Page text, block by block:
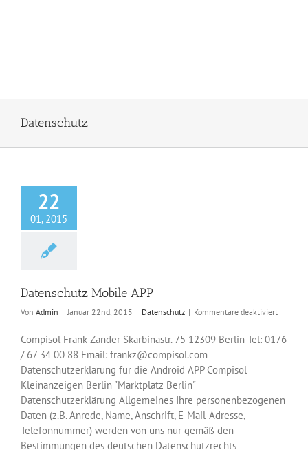
Datenschutz
22
01, 2015
Datenschutz Mobile APP
Von Admin | Januar 22nd, 2015 | Datenschutz | Kommentare deaktiviertfür
Mobile
Compisol Frank Zander Skarbinastr. 75 12309 Berlin Tel: 0176
/ 67 34 00 88 Email: frankz@compisol.com
Datenschutzerklärung für die Android APP Compisol
Kleinanzeigen Berlin "Marktplatz Berlin"
Datenschutzerklärung Allgemeines Ihre personenbezogenen
Daten (z.B. Anrede, Name, Anschrift, E-Mail-Adresse,
Telefonnummer) werden von uns nur gemäß den
Bestimmungen des deutschen Datenschutzrechts